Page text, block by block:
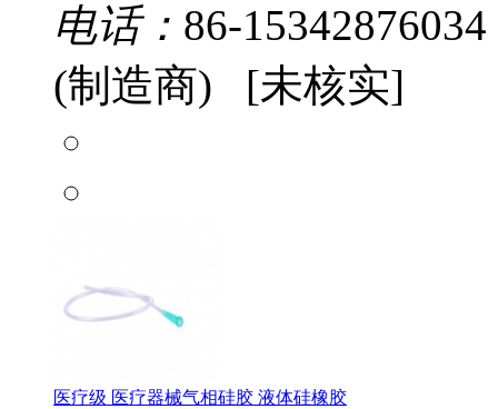
电话： 86-15342876034
(制造商) [未核实]
医疗级 医疗器械气相硅胶 液体硅橡胶